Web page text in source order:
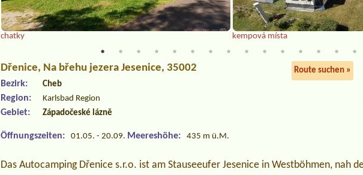
chatky kempová místa
Dřenice, Na břehu jezera Jesenice, 35002 Route suchen »
Bezirk: Cheb
Region: Karlsbad Region
Gebiet: Západočeské lázně
Öffnungszeiten: 01.05. - 20.09. Meereshöhe: 435 m ü.M.
Das Autocamping Dřenice s.r.o. ist am Stauseeufer Jesenice in Westböhmen, nah